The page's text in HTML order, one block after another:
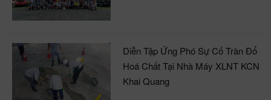
Diễn Tập Ứng Phó Sự Cố Tràn Đổ
Hoá Chất Tại Nhà Máy XLNT KCN
Khai Quang